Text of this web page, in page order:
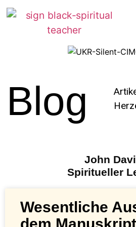
Blog
John
Spiritueller
Wesentliche